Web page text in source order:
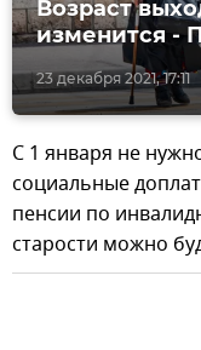
23 декабря 2021, 17:11
Возраст
изменится -
С 1 января не
социальные
пенсии по
старости можно